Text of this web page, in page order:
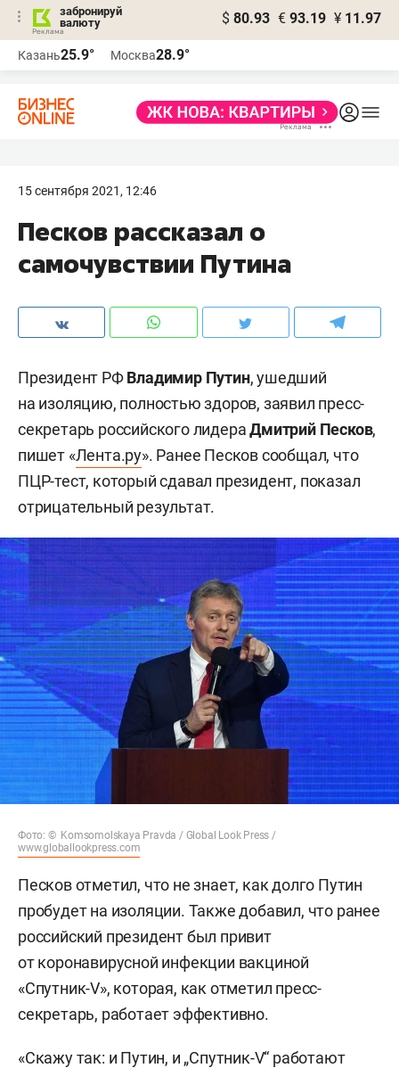
забронируй
валюту
$ 80.93 € 93.19 ¥ 11.97
Казань25.9° Москва28.9°
15 сентября 2021, 12:46
Песков рассказал о
самочувствии Путина
Президент РФВладимир Путин, ушедший
на изоляцию, полностью здоров, заявил пресс-
секретарь российского лидераДмитрий Песков,
пишет «Лента.ру». Ранее Песков сообщал, что
ПЦР-тест, который сдавал президент, показал
отрицательный результат.
Фото: © Komsomolskaya Pravda / Global Look Press /
www.globallookpress.com
Песков отметил, что не знает, как долго Путин
пробудет на изоляции. Также добавил, что ранее
российский президент был привит
от коронавирусной инфекции вакциной
«Спутник-V», которая, как отметил пресс-
секретарь, работает эффективно.
«Скажу так: и Путин, и „Спутник-V“ работают